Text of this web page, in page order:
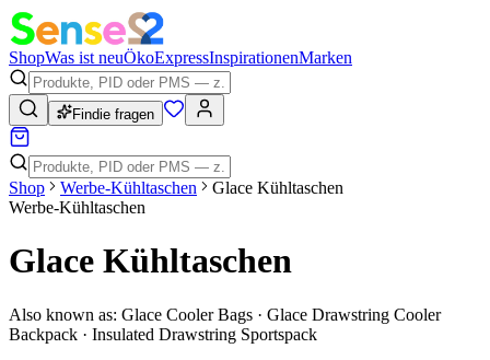
ShopWas ist neuÖkoExpressInspirationenMarken
Findie fragen
Shop Werbe-Kühltaschen
Glace Kühltaschen
Werbe-Kühltaschen
Glace Kühltaschen
Also known as: Glace Cooler Bags · Glace Drawstring Cooler
Backpack · Insulated Drawstring Sportspack